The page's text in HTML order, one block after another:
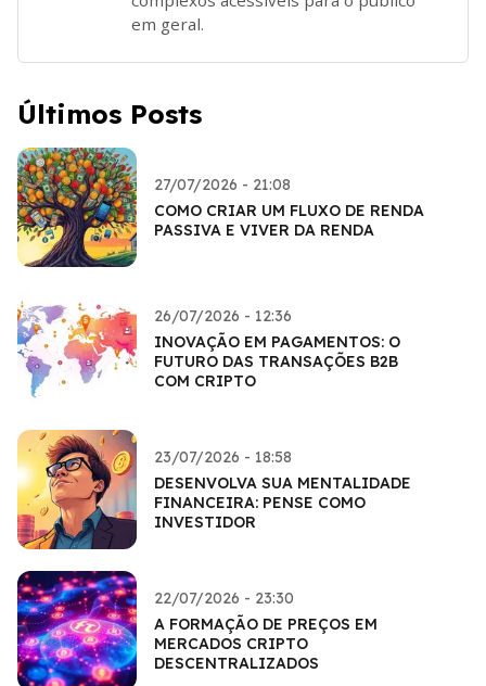
em geral.
Últimos Posts
27/07/2026 - 21:08
COMO CRIAR UM FLUXO DE RENDA
PASSIVA E VIVER DA RENDA
26/07/2026 - 12:36
INOVAÇÃO EM PAGAMENTOS: O
FUTURO DAS TRANSAÇÕES B2B
COM CRIPTO
23/07/2026 - 18:58
DESENVOLVA SUA MENTALIDADE
FINANCEIRA: PENSE COMO
INVESTIDOR
22/07/2026 - 23:30
A FORMAÇÃO DE PREÇOS EM
MERCADOS CRIPTO
DESCENTRALIZADOS